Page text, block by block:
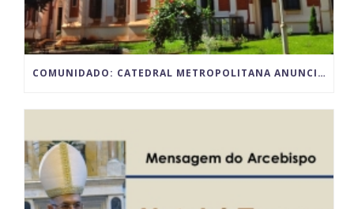
COMUNIDADO: CATEDRAL METROPOLITANA ANUNCIA PARALISAÇÃO TEMPORÁRIA DAS ATIVIDADES POR MOTIVO DAS OBRAS DE RESTAURO